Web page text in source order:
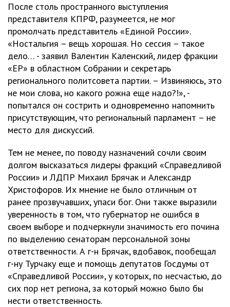
После столь пространного выступления
представителя КПРФ, разумеется, не мог
промолчать представитель «Единой России».
«Ностальгия – вещь хорошая. Но сессия – такое
дело… - заявил Валентин Каленский, лидер фракции
«ЕР» в областном Собрании и секретарь
регионального политсовета партии. – Извиняюсь, это
не мои слова, но какого рожна еще надо?!», -
попытался он сострить и одновременно напомнить
присутствующим, что региональный парламент – не
место для дискуссий.
Тем не менее, по поводу назначений сочли своим
долгом высказаться лидеры фракций «Справедливой
России» и ЛДПР Михаил Брячак и Александр
Христофоров. Их мнение не было отличным от
ранее прозвучавших, упаси бог. Они также выразили
уверенность в том, что губернатор не ошибся в
своем выборе и подчеркнули значимость его почина
по выделению сенаторам персональной зоны
ответственности. А г-н Брячак, вдобавок, пообещал
г-ну Турчаку еще и помощь депутатов Госдумы от
«Справедливой России», у которых, по несчастью, до
сих пор нет региона, за который можно было бы
нести ответственность.